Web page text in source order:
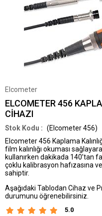
Elcometer
ELCOMETER 456
CİHAZI
(Elcometer 456)
Elcometer 456 Kaplama
film kalınlığı okuması
kullanırken dakikada 140’tan
çoklu kalibrasyon hafızasına
sahiptir.
Aşağıdaki Tablodan Cihaz ve
durumunu öğrenebilirsiniz.
5.0